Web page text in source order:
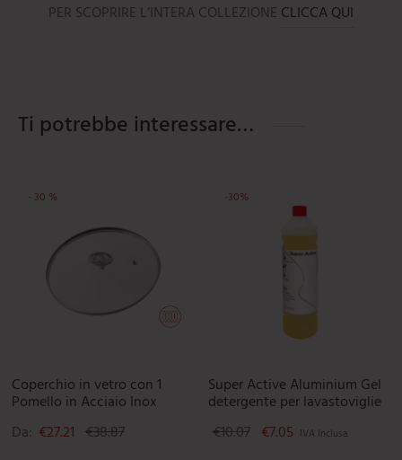
PER SCOPRIRE L’INTERA COLLEZIONE CLICCA QUI
Ti potrebbe interessare…
- 30 % Questo prodotto ha più varianti.
Coperchio in vetro con 1
Pomello in Acciaio Inox
Da: €27.21 €38.87
-30%
Super Active Aluminium Gel
detergente per lavastoviglie
€10.07 Il prezzo originale era:
€7.05 Il prezzo attuale
IVA Inclusa